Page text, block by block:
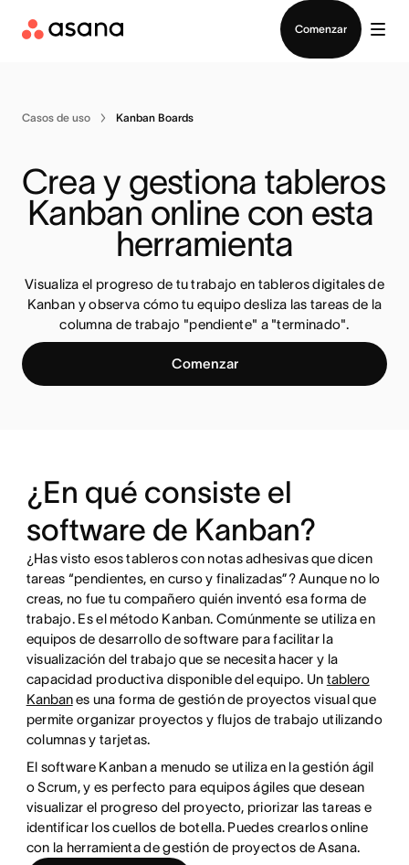
Comenzar
Casos de uso Kanban Boards
Crea y gestiona tableros
Kanban online con esta
herramienta
Visualiza el progreso de tu trabajo en tableros digitales de
Kanban y observa cómo tu equipo desliza las tareas de la
columna de trabajo "pendiente" a "terminado".
Comenzar
¿En qué consiste el
software de Kanban?
¿Has visto esos tableros con notas adhesivas que dicen
tareas “pendientes, en curso y finalizadas”? Aunque no lo
creas, no fue tu compañero quién inventó esa forma de
trabajo. Es el método Kanban. Comúnmente se utiliza en
equipos de desarrollo de software para facilitar la
visualización del trabajo que se necesita hacer y la
capacidad productiva disponible del equipo. Un tablero
Kanbanes una forma de gestión de proyectos visual que
permite organizar proyectos y flujos de trabajo utilizando
columnas y tarjetas.
El software Kanban a menudo se utiliza en la gestión ágil
o Scrum, y es perfecto para equipos ágiles que desean
visualizar el progreso del proyecto, priorizar las tareas e
identificar los cuellos de botella. Puedes crearlos online
con la herramienta de gestión de proyectos de Asana.